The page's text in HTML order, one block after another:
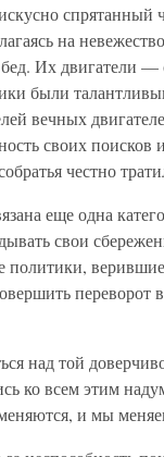
на
Их двигатели
были
вечных
своих
честно
еще одна
свои
переворот
над той
ко всем этим
и мы